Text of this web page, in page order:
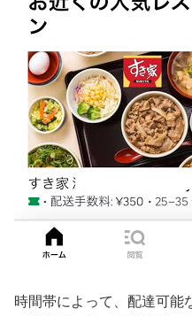
時間帯によって、配達可能